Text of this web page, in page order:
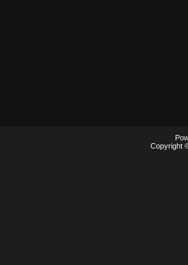
Copyright